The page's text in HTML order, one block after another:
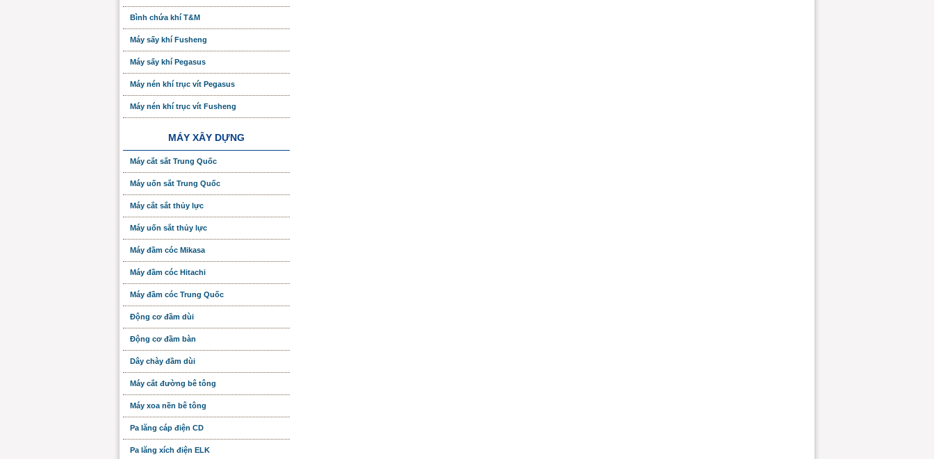
Bình chứa khí T&M
Máy sấy khí Fusheng
Máy sấy khí Pegasus
Máy nén khí trục vít Pegasus
Máy nén khí trục vít Fusheng
MÁY XÂY DỰNG
Máy cắt sắt Trung Quốc
Máy uốn sắt Trung Quốc
Máy cắt sắt thủy lực
Máy uốn sắt thủy lực
Máy đầm cóc Mikasa
Máy đầm cóc Hitachi
Máy đầm cóc Trung Quốc
Động cơ đầm dùi
Động cơ đầm bàn
Dây chày đầm dùi
Máy cắt đường bê tông
Máy xoa nền bê tông
Pa lăng cáp điện CD
Pa lăng xích điện ELK